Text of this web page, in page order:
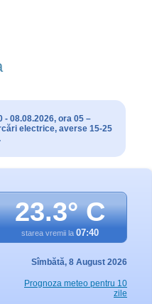
- 08.08.2026, ora 05 –
electrice, averse 15-25
23.3° C
starea vremii la 07:40
Sîmbătă, 8 August 2026
Prognoza meteo pentru 10
zile